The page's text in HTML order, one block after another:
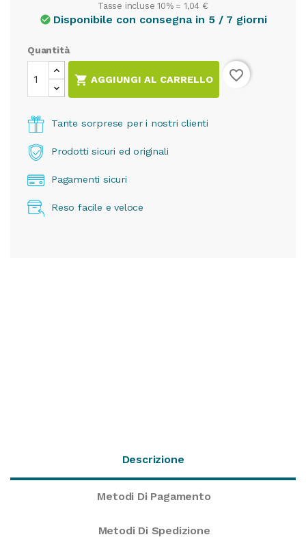
Tasse incluse 10% =1,04 €
check_circle Disponibile con consegna in 5 / 7 giorni
Quantità
 AGGIUNGI AL CARRELLO favorite_border
Tante sorprese per i nostri clienti
Prodotti sicuri ed originali
Pagamenti sicuri
Reso facile e veloce
Descrizione
Metodi Di Pagamento
Metodi Di Spedizione